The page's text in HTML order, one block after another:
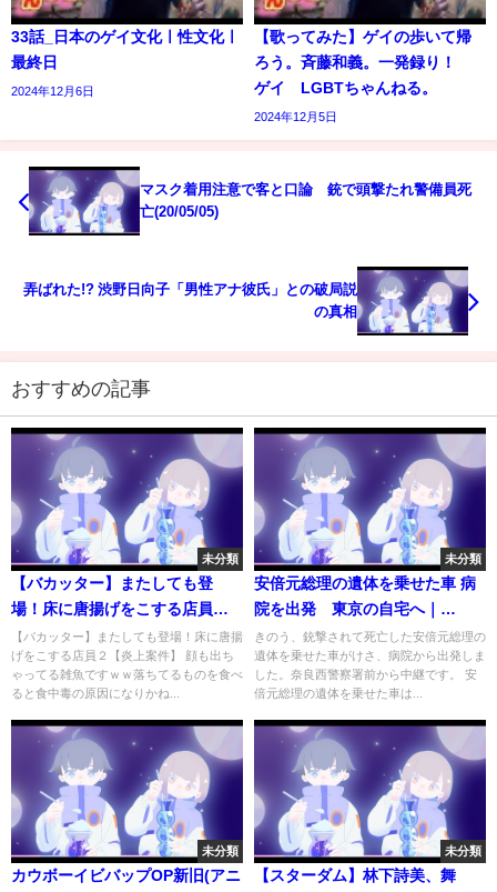
33話_日本のゲイ文化ㅣ性文化ㅣ
最終日
2024年12月6日
【歌ってみた】ゲイの歩いて帰
ろう。斉藤和義。一発録り！
ゲイ LGBTちゃんねる。
2024年12月5日
マスク着用注意で客と口論 銃で頭撃たれ警備員死
亡(20/05/05)
弄ばれた!? 渋野日向子「男性アナ彼氏」との破局説
の真相
おすすめの記事
未分類
【バカッター】またしても登
場！床に唐揚げをこする店員２
【炎上案件】
【バカッター】またしても登場！床に唐揚
げをこする店員２【炎上案件】 顔も出ち
ゃってる雑魚ですｗｗ落ちてるものを食べ
ると食中毒の原因になりかね...
未分類
安倍元総理の遺体を乗せた車 病
院を出発 東京の自宅へ｜
TBS NEWS DIG
きのう、銃撃されて死亡した安倍元総理の
遺体を乗せた車がけさ、病院から出発しま
した。奈良西警察署前から中継です。 安
倍元総理の遺体を乗せた車は...
未分類
カウボーイビバップOP新旧(アニ
未分類
【スターダム】林下詩美、舞